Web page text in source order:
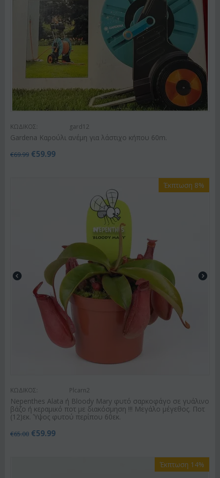
ΚΩΔΙΚΟΣ: gard12
Gardena Kαρούλι ανέμη για λάστιχο κήπου 60m.
€69.99 €59.99
Έκπτωση 8%
ΚΩΔΙΚΟΣ: Plcarn2
Nepenthes Alata ή Bloody Mary φυτό σαρκοφάγο σε γυάλινο
βάζο ή κεραμικό ποτ με διακόσμηση !!! Μεγάλο μέγεθος. Ποτ
(12)εκ. Ύψος φυτού περίπου 60εκ.
€65.00 €59.99
Έκπτωση 14%